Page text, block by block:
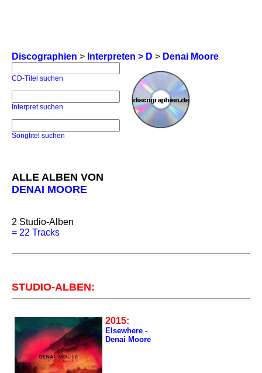
Discographien > Interpreten > D > Denai Moore
CD-Titel suchen
Interpret suchen
Songtitel suchen
ALLE ALBEN VON
DENAI MOORE
2 Studio-Alben
= 22 Tracks
STUDIO-ALBEN:
2015:
Elsewhere -
Denai Moore